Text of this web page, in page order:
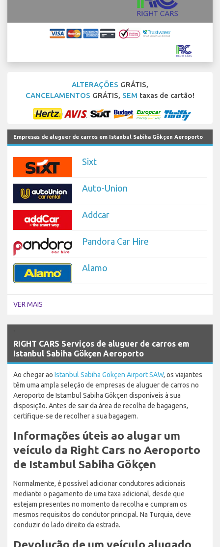
ALTERAÇÕES GRÁTIS,
CANCELAMENTOS GRÁTIS, SEM taxas de cartão!
Empresas de aluguer de carros em Istanbul Sabiha Gökçen Aeroporto
Sixt
Auto-Union
Addcar
Pandora Car Hire
Alamo
VER MAIS
RIGHT CARS Serviços de aluguer de carros em
Istanbul Sabiha Gökçen Aeroporto
Ao chegar ao Istanbul Sabiha Gökçen Airport SAW, os viajantes
têm uma ampla seleção de empresas de aluguer de carros no
Aeroporto de Istambul Sabiha Gökçen disponíveis à sua
disposição. Antes de sair da área de recolha de bagagens,
certifique-se de recolher a sua bagagem.
Informações úteis ao alugar um
veículo da Right Cars no Aeroporto
de Istambul Sabiha Gökçen
Normalmente, é possível adicionar condutores adicionais
mediante o pagamento de uma taxa adicional, desde que
estejam presentes no momento da recolha e cumpram os
mesmos requisitos do condutor principal. Na Turquia, deve
conduzir do lado direito da estrada.
Devolução de um veículo alugado